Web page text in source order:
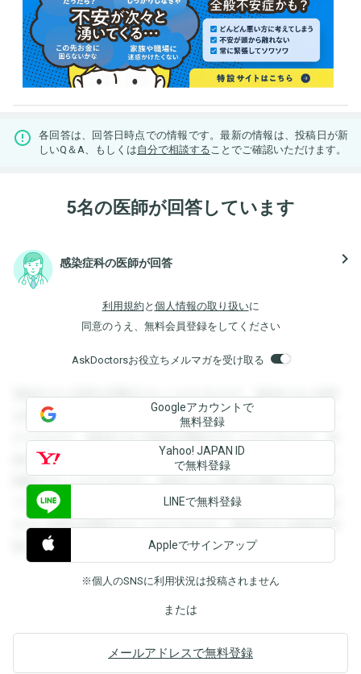
各回答は、回答日時点での情報です。最新の情報は、投稿日が新
しいQ＆A、もしくは自分で相談する ことでご確認いただけます。
5名の医師が回答しています
感染症科の医師が回答 navigate_next
利用規約 と 個人情報の取り扱いに
同意のうえ、無料会員登録をしてください
AskDoctorsお役立ちメルマガを受け取る
登録すると回答を閲覧することができます。登録すると回答
を閲覧することができます。登録すると回答を閲覧すること
ができます。登録すると回答を閲覧することができます。登
録すると回答を閲覧することができます。登録すると回答を
閲覧することができます。登録すると回答を閲覧することが
できます。登録すると回答を閲覧することができます。登録
すると回答を閲覧することができます。登録すると回答を閲
覧することができます。
Googleアカウントで
無料登録
Yahoo! JAPAN ID
で無料登録
LINEで無料登録
Appleでサインアップ
※個人のSNSに利用状況は投稿されません
または
メールアドレスで無料登録